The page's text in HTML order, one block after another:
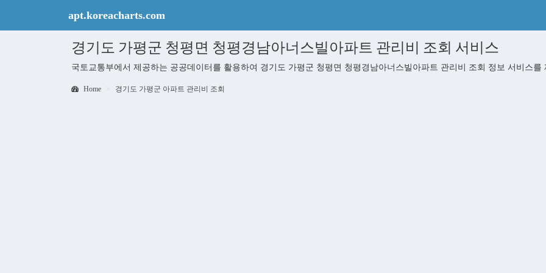
apt.koreacharts.com
경기도 가평군 청평면 청평경남아너스빌아파트 관리비 조회 서비스
국토교통부에서 제공하는 공공데이터를 활용하여 경기도 가평군 청평면 청평경남아너스빌아파트 관리비 조회 정보 서비스를
Home 경기도 가평군 아파트 관리비 조회